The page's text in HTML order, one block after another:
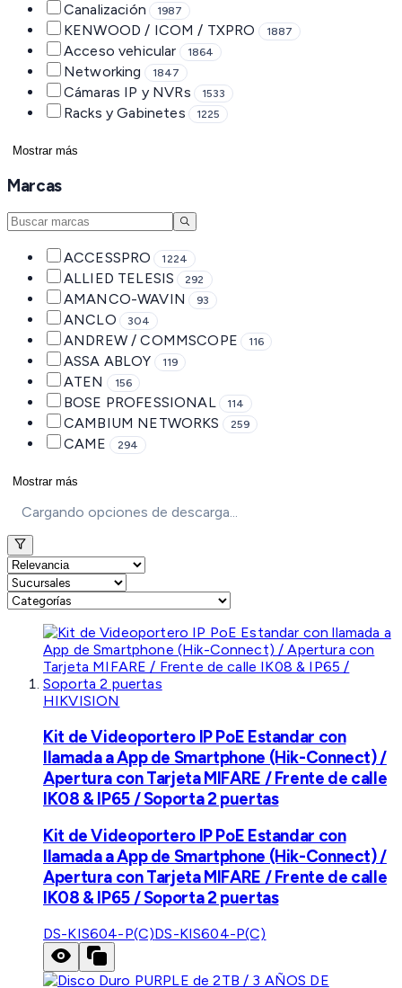
Canalización 1987
KENWOOD / ICOM / TXPRO 1887
Acceso vehicular 1864
Networking 1847
Cámaras IP y NVRs 1533
Racks y Gabinetes 1225
Mostrar más
Marcas
ACCESSPRO 1224
ALLIED TELESIS 292
AMANCO-WAVIN 93
ANCLO 304
ANDREW / COMMSCOPE 116
ASSA ABLOY 119
ATEN 156
BOSE PROFESSIONAL 114
CAMBIUM NETWORKS 259
CAME 294
Mostrar más
Cargando opciones de descarga...
HIKVISION
Kit de Videoportero IP PoE Estandar con
llamada a App de Smartphone (Hik-Connect) /
Apertura con Tarjeta MIFARE / Frente de calle
IK08 & IP65 / Soporta 2 puertas
Kit de Videoportero IP PoE Estandar con
llamada a App de Smartphone (Hik-Connect) /
Apertura con Tarjeta MIFARE / Frente de calle
IK08 & IP65 / Soporta 2 puertas
DS-KIS604-P(C)DS-KIS604-P(C)